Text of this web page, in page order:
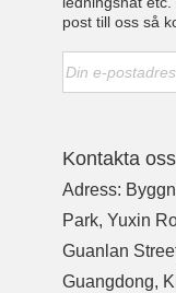
post till oss så
Kontakta oss
Adress:
Park, Yuxin
Guanlan
Guangdong,